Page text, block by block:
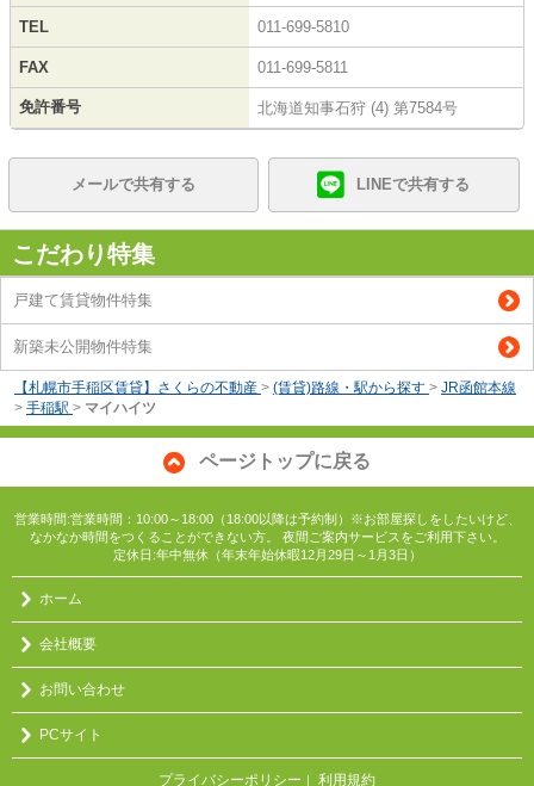
TEL 011-699-5810
FAX 011-699-5811
免許番号 北海道知事石狩 (4) 第7584号
メールで共有する LINEで共有する
こだわり特集
戸建て賃貸物件特集
新築未公開物件特集
【札幌市手稲区賃貸】さくらの不動産 > (賃貸)路線・駅から探す > JR函館本線
> 手稲駅 > マイハイツ
ページトップに戻る
営業時間:営業時間：10:00～18:00（18:00以降は予約制）※お部屋探しをしたいけど、
なかなか時間をつくることができない方。 夜間ご案内サービスをご利用下さい。
定休日:年中無休（年末年始休暇12月29日～1月3日）
ホーム
会社概要
お問い合わせ
PCサイト
プライバシーポリシー ｜ 利用規約